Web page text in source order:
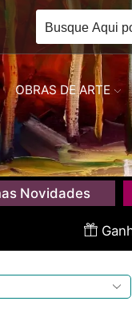
OBRAS DE ARTE
Novidades